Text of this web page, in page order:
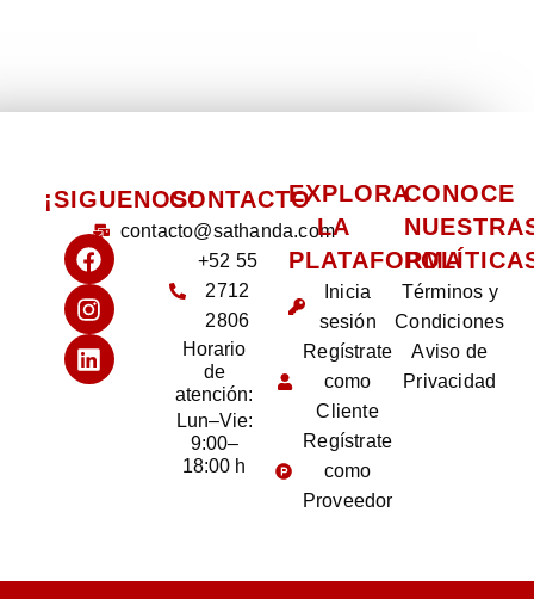
¡SIGUENOS!CONTACTO
contacto@sathanda.com
+52 55
2712
2806
Horario
de
atención:
Lun–Vie:
9:00–
18:00 h
EXPLORA
LA
PLATAFORMA
Inicia
sesión
Regístrate
como
Cliente
Regístrate
como
Proveedor
CONOCE
Términos y
Condiciones
Aviso de
Privacidad